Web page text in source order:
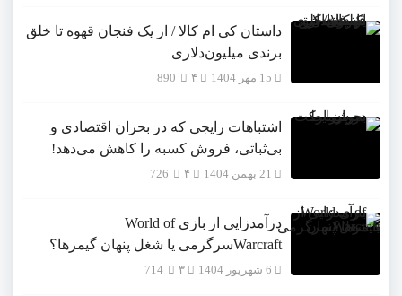
داستان کی ام کالا / از یک فنجان قهوه تا خلق
برندی میلیون‌دلاری
15 مهر 1404 890
اشتباهات رایجی که در بحران اقتصادی و
بی‌ثباتی، فروش کسبه را کاهش می‌دهد!
21 بهمن 1404 726
درآمدزایی از بازی World of
Warcraftسرگرمی یا شغل پنهان گیمرها؟
6 شهریور 1404 714